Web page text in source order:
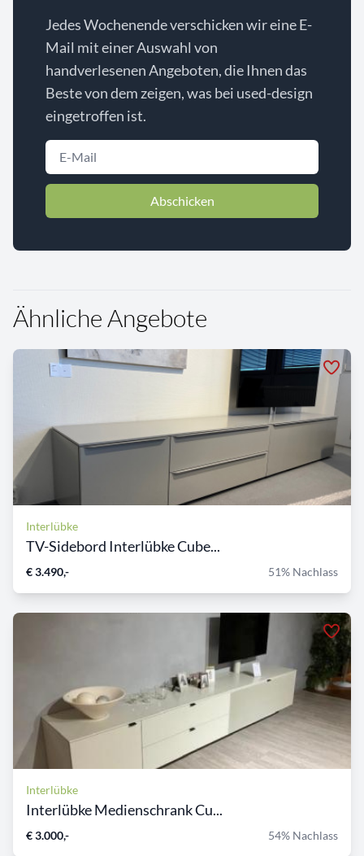
Jedes Wochenende verschicken wir eine E-
Mail mit einer Auswahl von
handverlesenen Angeboten, die Ihnen das
Beste von dem zeigen, was bei used-design
eingetroffen ist.
Abschicken
Ähnliche Angebote
Interlübke
TV-Sidebord Interlübke Cube...
€ 3.490,- 51% Nachlass
Interlübke
Interlübke Medienschrank Cu...
€ 3.000,- 54% Nachlass